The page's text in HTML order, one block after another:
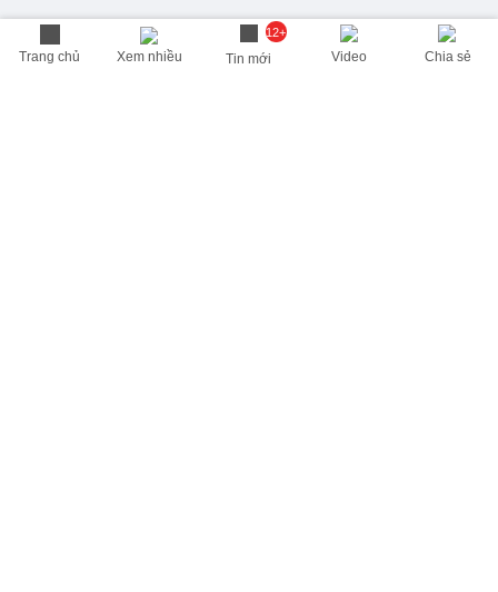
Trang chủ Xem nhiều
12+
Tin mới Video Chia sẻ